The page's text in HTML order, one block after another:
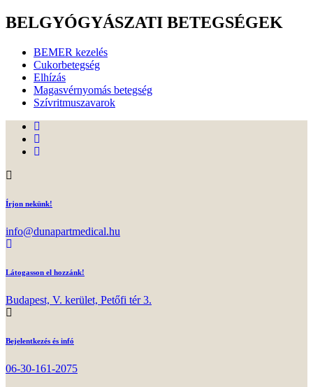
BELGYÓGYÁSZATI BETEGSÉGEK
BEMER kezelés
Cukorbetegség
Elhízás
Magasvérnyomás betegség
Szívritmuszavarok
Írjon nekünk!
info@dunapartmedical.hu
Látogasson el hozzánk!
Budapest, V. kerület, Petőfi tér 3.
Bejelentkezés és infó
06-30-161-2075